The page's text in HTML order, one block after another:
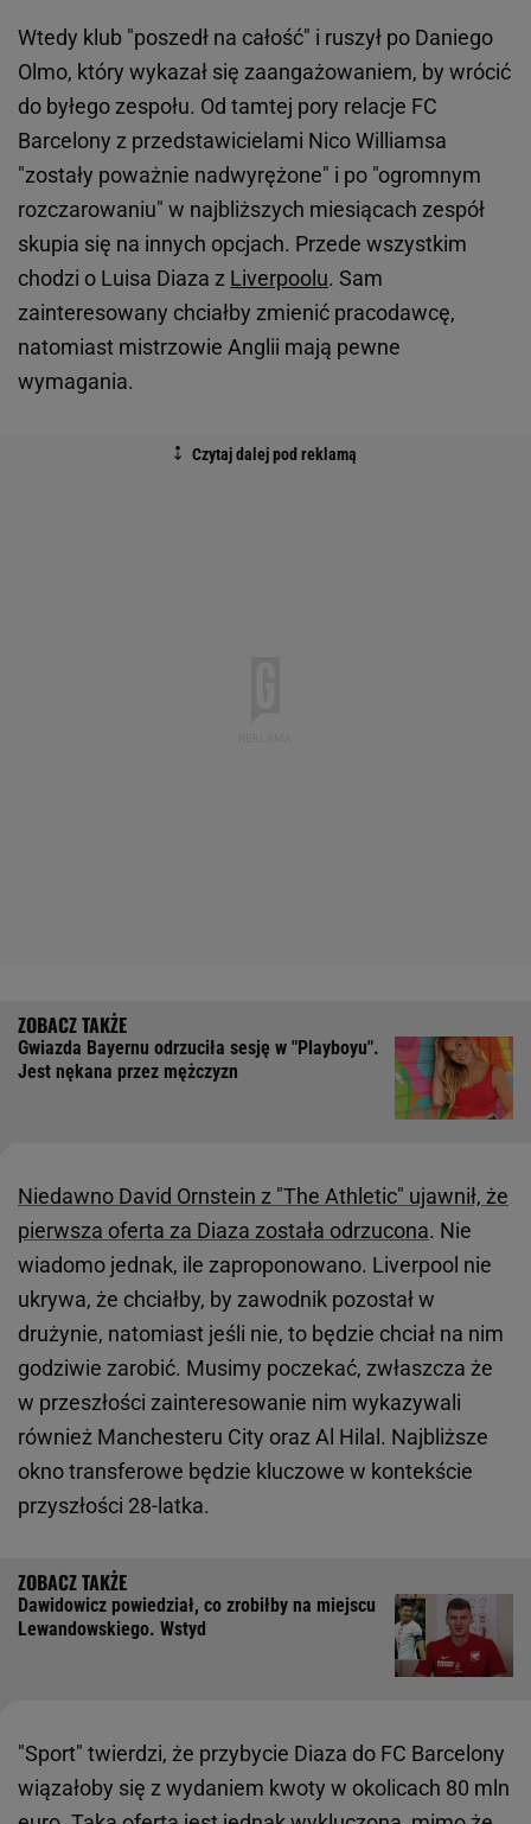
Wtedy klub "poszedł na całość" i ruszył po Daniego
Olmo, który wykazał się zaangażowaniem, by wrócić
do byłego zespołu. Od tamtej pory relacje FC
Barcelony z przedstawicielami Nico Williamsa
"zostały poważnie nadwyrężone" i po "ogromnym
rozczarowaniu" w najbliższych miesiącach zespół
skupia się na innych opcjach. Przede wszystkim
chodzi o Luisa Diaza z Liverpoolu. Sam
zainteresowany chciałby zmienić pracodawcę,
natomiast mistrzowie Anglii mają pewne
wymagania.
Gwiazda Bayernu odrzuciła sesję w "Playboyu".
Jest nękana przez mężczyzn
Niedawno David Ornstein z "The Athletic" ujawnił, że
pierwsza oferta za Diaza została odrzucona. Nie
wiadomo jednak, ile zaproponowano. Liverpool nie
ukrywa, że chciałby, by zawodnik pozostał w
drużynie, natomiast jeśli nie, to będzie chciał na nim
godziwie zarobić. Musimy poczekać, zwłaszcza że
w przeszłości zainteresowanie nim wykazywali
również Manchesteru City oraz Al Hilal. Najbliższe
okno transferowe będzie kluczowe w kontekście
przyszłości 28-latka.
Dawidowicz powiedział, co zrobiłby na miejscu
Lewandowskiego. Wstyd
"Sport" twierdzi, że przybycie Diaza do FC Barcelony
wiązałoby się z wydaniem kwoty w okolicach 80 mln